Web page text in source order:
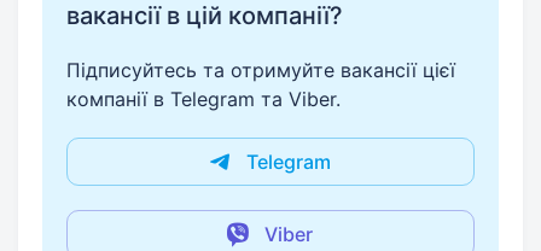
вакансії в цій компанії?
Підписуйтесь та отримуйте вакансії цієї
компанії в Telegram та Viber.
Telegram
Viber